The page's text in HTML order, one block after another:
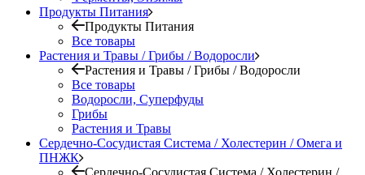
Продукты Питания
Продукты Питания
Все товары
Растения и Травы / Грибы / Водоросли
Растения и Травы / Грибы / Водоросли
Все товары
Водоросли, Суперфуды
Грибы
Растения и Травы
Сердечно-Сосудистая Система / Холестерин / Омега и
ПНЖК
Сердечно-Сосудистая Система / Холестерин /